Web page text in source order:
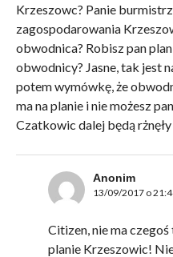
Krzeszowc? Panie
zagospodarowania
obwodnica? Robisz pan
obwodnicy? Jasne, tak jest
potem wymówkę, że
ma na planie i nie możesz
Czatkowic dalej będą
Anonim
13/09/2017 o
Citizen, nie ma
planie Krzeszowic!